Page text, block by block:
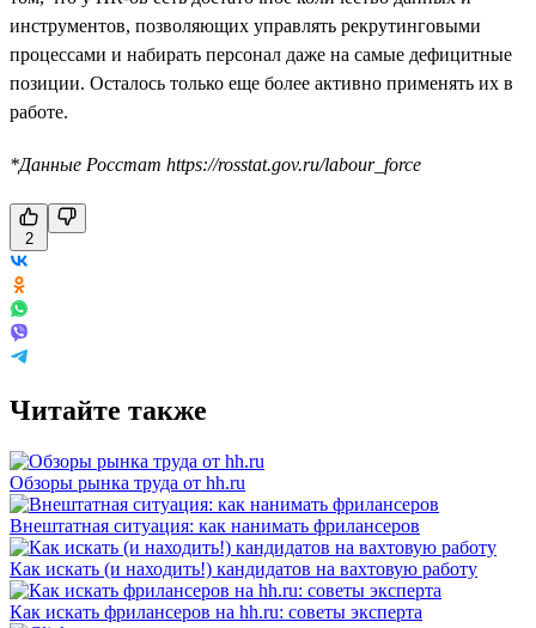
инструментов, позволяющих управлять рекрутинговыми
процессами и набирать персонал даже на самые дефицитные
позиции. Осталось только еще более активно применять их в
работе.
*Данные Росстат https://rosstat.gov.ru/labour_force
2
Читайте также
Обзоры рынка труда от hh.ru
Внештатная ситуация: как нанимать фрилансеров
Как искать (и находить!) кандидатов на вахтовую работу
Как искать фрилансеров на hh.ru: советы эксперта